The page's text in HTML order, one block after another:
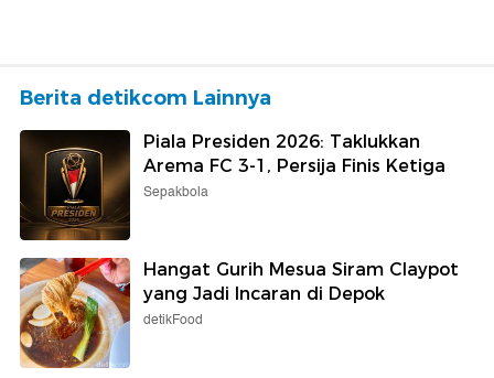
Berita detikcom Lainnya
Piala Presiden 2026: Taklukkan
Arema FC 3-1, Persija Finis Ketiga
Sepakbola
Hangat Gurih Mesua Siram Claypot
yang Jadi Incaran di Depok
detikFood